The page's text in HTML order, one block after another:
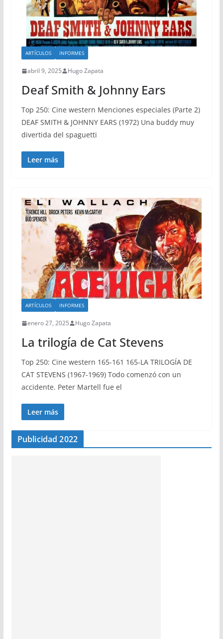
ARTÍCULOS INFORMES
abril 9, 2025 Hugo Zapata
Deaf Smith & Johnny Ears
Top 250: Cine western Menciones especiales (Parte 2)
DEAF SMITH & JOHNNY EARS (1972) Una buddy muy
divertida del spaguetti
Leer más
ARTÍCULOS INFORMES
enero 27, 2025 Hugo Zapata
La trilogía de Cat Stevens
Top 250: Cine western 165-161 165-LA TRILOGÍA DE
CAT STEVENS (1967-1969) Todo comenzó con un
accidente. Peter Martell fue el
Leer más
Publicidad 2022